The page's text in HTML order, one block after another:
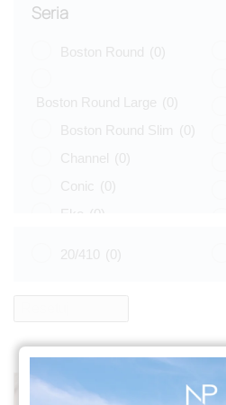
125 ml
Seria
Boston Round (0)
Boston Round Large (0)
Boston Round Slim
(0)
Channel
(0)
Conic
(0)
Eko (0)
20/410 (0)